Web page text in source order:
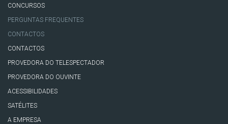
CONCURSOS
PERGUNTAS FREQUENTES
CONTACTOS
CONTACTOS
PROVEDORA DO TELESPECTADOR
PROVEDORA DO OUVINTE
ACESSIBILIDADES
SATÉLITES
A EMPRESA